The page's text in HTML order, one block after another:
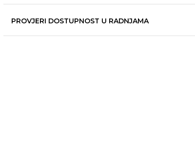
PROVJERI DOSTUPNOST U RADNJAMA